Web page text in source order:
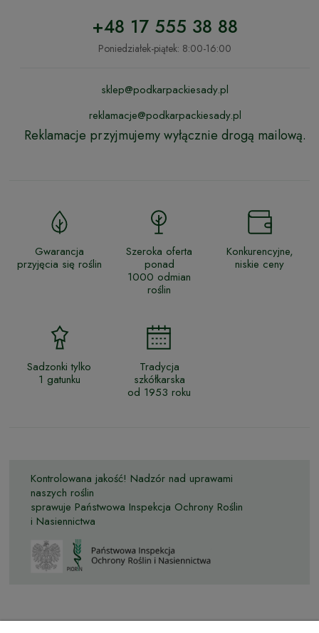
+48 17 555 38 88
Poniedziałek-piątek: 8:00-16:00
sklep@podkarpackiesady.pl
reklamacje@podkarpackiesady.pl
Reklamacje przyjmujemy wyłącznie drogą mailową.
Gwarancja
przyjęcia się roślin
Szeroka oferta
ponad
1000 odmian
roślin
Konkurencyjne,
niskie ceny
Sadzonki tylko
1 gatunku
Tradycja
szkółkarska
od 1953 roku
Kontrolowana jakość! Nadzór nad uprawami
naszych roślin
sprawuje Państwowa Inspekcja Ochrony Roślin
i Nasiennictwa